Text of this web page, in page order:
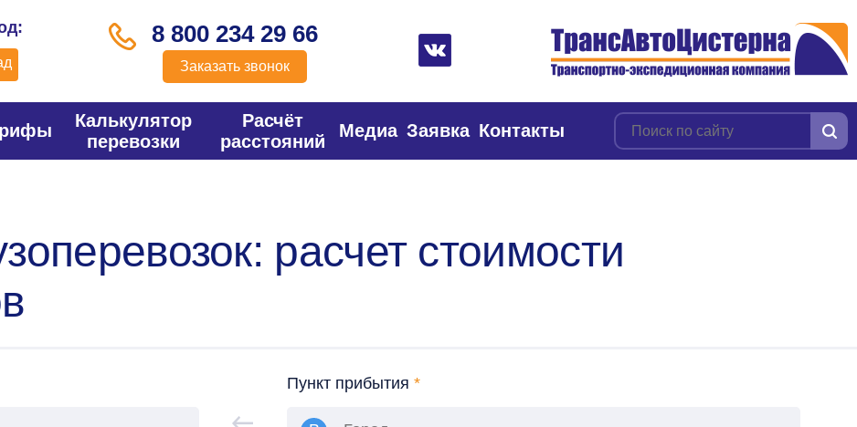
8 800 234 29 66
Заказать звонок
Калькулятор
перевозки
Расчёт
расстояний
Медиа Заявка Контакты
расчет стоимости
Пункт прибытия *